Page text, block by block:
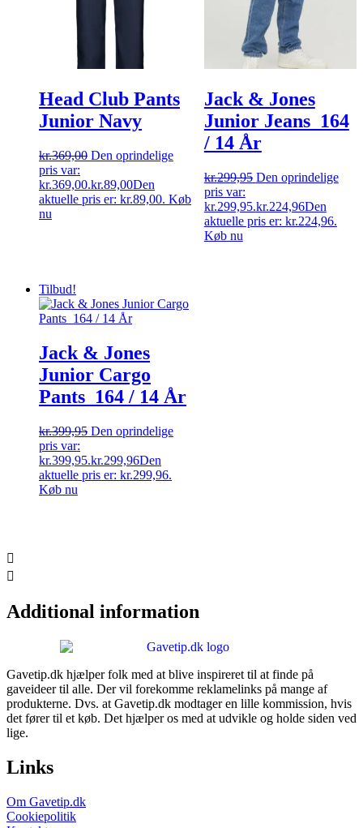
Head Club Pants
Junior Navy
kr.369,00 Den oprindelige
pris var:
kr.369,00.kr.89,00Den
aktuelle pris er: kr.89,00. Køb
nu
Jack & Jones
Junior Jeans_164
/ 14 År
kr.299,95 Den oprindelige
pris var:
kr.299,95.kr.224,96Den
aktuelle pris er: kr.224,96.
Køb nu
Tilbud!
Jack & Jones
Junior Cargo
Pants_164 / 14 År
kr.399,95 Den oprindelige
pris var:
kr.399,95.kr.299,96Den
aktuelle pris er: kr.299,96.
Køb nu
Additional information
Gavetip.dk hjælper folk med at blive inspireret til at finde på
gaveideer til alle. Der vil forekomme reklamelinks på mange af
produkterne. Dvs. at Gavetip.dk modtager en lille kommission, hvis
det fører til et køb. Det hjælper os med at udvikle og holde siden ved
lige.
Links
Om Gavetip.dk
Cookiepolitik